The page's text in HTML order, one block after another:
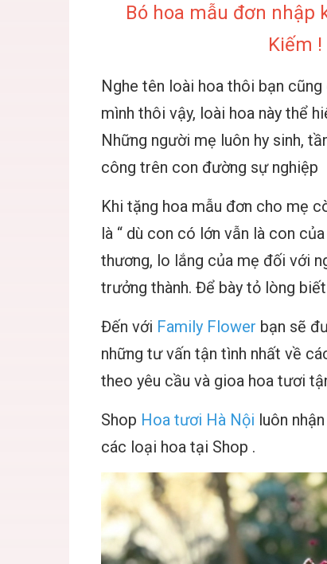
Bó hoa mẫu đơn nhập
Kiếm
Nghe tên loài hoa thôi bạn
mình thôi vậy, loài hoa này thể
Những người mẹ luôn hy sinh,
công trên con đường sự nghiệp
Khi tặng hoa mẫu đơn cho mẹ
là “ dù con có lớn vẫn là con
thương, lo lắng của mẹ đối với
trưởng thành. Để bày tỏ lòng
Đến với Family Flower bạn sẽ
những tư vấn tận tình nhất về
theo yêu cầu và gioa hoa tươi
Shop Hoa tươi Hà Nội luôn nhận
các loại hoa tại Shop .